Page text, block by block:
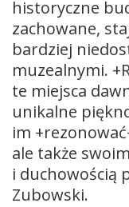
historyczne
zachowane,
bardziej
muzealnymi.
te miejsca
unikalne
im
ale także
i duchowością
Zubowski.